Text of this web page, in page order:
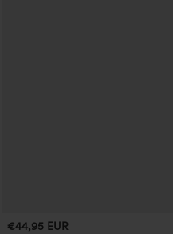
€44,95 EUR